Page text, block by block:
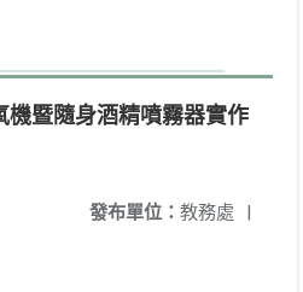
暨隨身酒精噴霧器實作
發布單位： 教務處 |